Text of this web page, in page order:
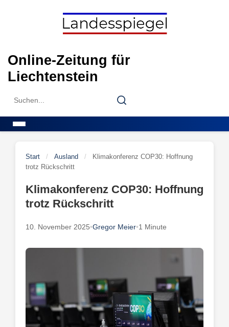
Online-Zeitung für
Liechtenstein
Search
Search
Start / Ausland /
Klimakonferenz COP30: Hoffnung
trotz Rückschritt
Klimakonferenz COP30: Hoffnung
trotz Rückschritt
10. November 2025•Gregor Meier•1 Minute